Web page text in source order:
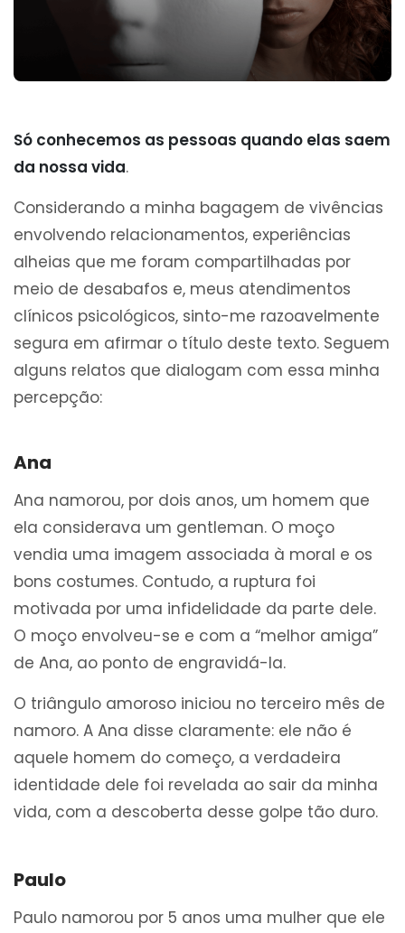
Só conhecemos as pessoas quando elas saem
da nossa vida.
Considerando a minha bagagem de vivências
envolvendo relacionamentos, experiências
alheias que me foram compartilhadas por
meio de desabafos e, meus atendimentos
clínicos psicológicos, sinto-me razoavelmente
segura em afirmar o título deste texto. Seguem
alguns relatos que dialogam com essa minha
percepção:
Ana
Ana namorou, por dois anos, um homem que
ela considerava um gentleman. O moço
vendia uma imagem associada à moral e os
bons costumes. Contudo, a ruptura foi
motivada por uma infidelidade da parte dele.
O moço envolveu-se e com a “melhor amiga”
de Ana, ao ponto de engravidá-la.
O triângulo amoroso iniciou no terceiro mês de
namoro. A Ana disse claramente: ele não é
aquele homem do começo, a verdadeira
identidade dele foi revelada ao sair da minha
vida, com a descoberta desse golpe tão duro.
Paulo
Paulo namorou por 5 anos uma mulher que ele